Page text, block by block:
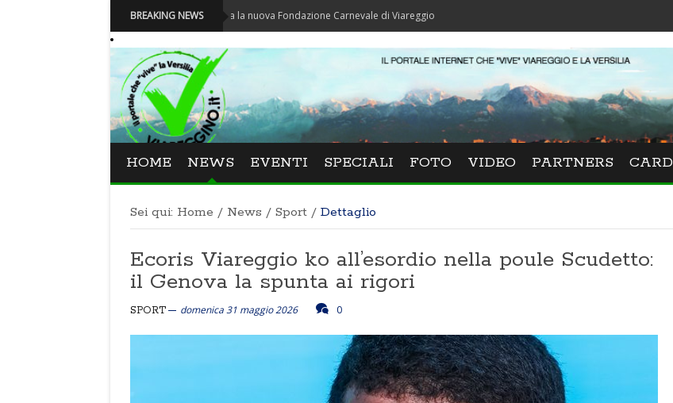
BREAKING NEWS
Carnevale - Nominata la nuova Fondazione Carnevale di Viareggio
HOME NEWS EVENTI SPECIALI FOTO VIDEO PARTNERS CARD
Sei qui: Home / News / Sport / Dettaglio
Ecoris Viareggio ko all’esordio nella poule Scudetto:
il Genova la spunta ai rigori
SPORT domenica 31 maggio 2026 0